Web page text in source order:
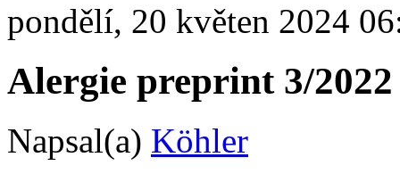
pondělí, 20 květen 2024
Alergie preprint 3/2022
Napsal(a) Köhler